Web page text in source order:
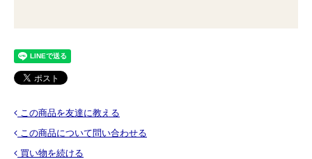
この商品を友達に教える
この商品について問い合わせる
買い物を続ける